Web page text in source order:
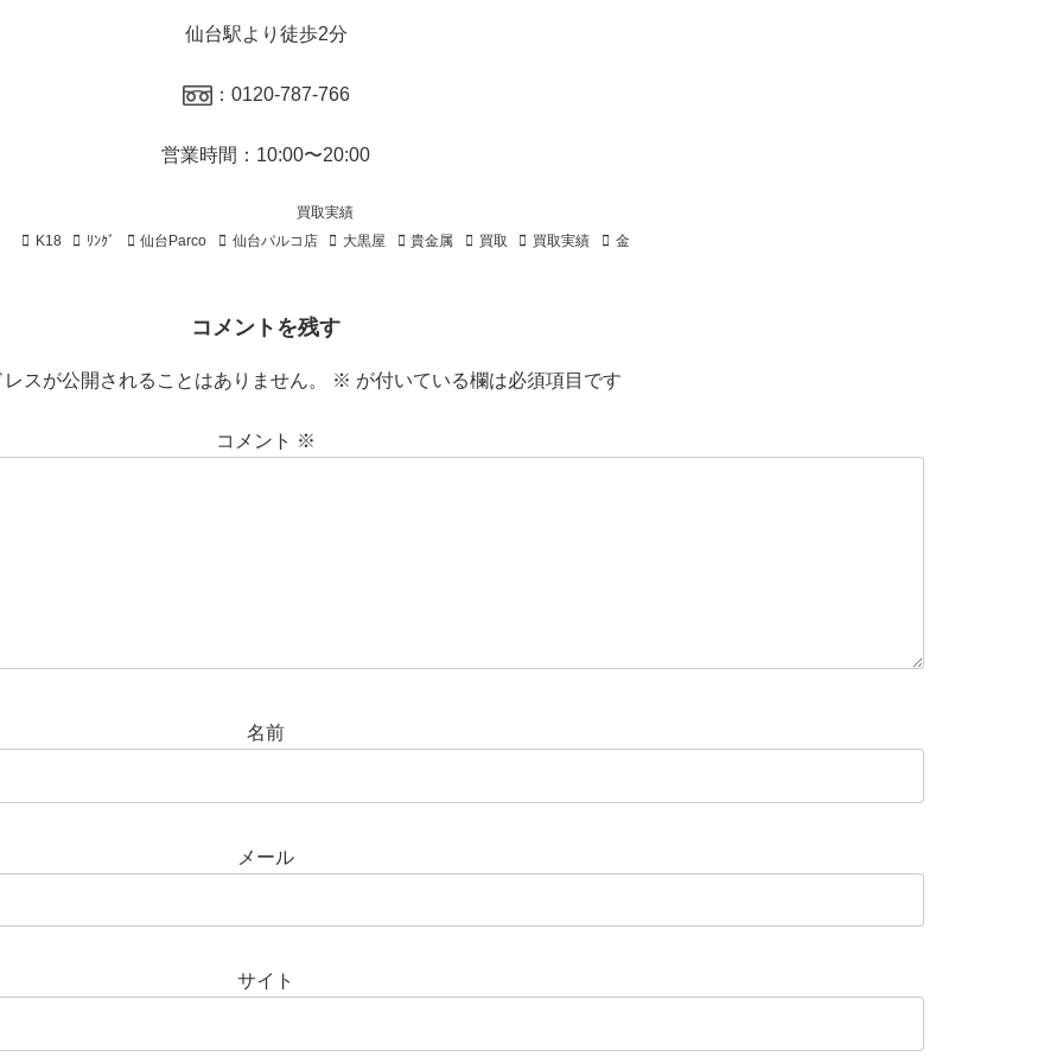
仙台駅より徒歩2分
：0120-787-766
営業時間：10:00〜20:00
買取実績
K18 ﾘﾝｸﾞ 仙台Parco 仙台パルコ店 大黒屋 貴金属 買取 買取実績 金
コメントを残す
レスが公開されることはありません。 ※ が付いている欄は必須項目です
コメント ※
名前
メール
サイト